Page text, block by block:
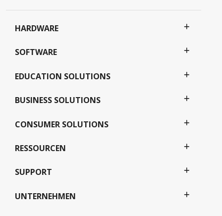
HARDWARE
SOFTWARE
EDUCATION SOLUTIONS
BUSINESS SOLUTIONS
CONSUMER SOLUTIONS
RESSOURCEN
SUPPORT
UNTERNEHMEN